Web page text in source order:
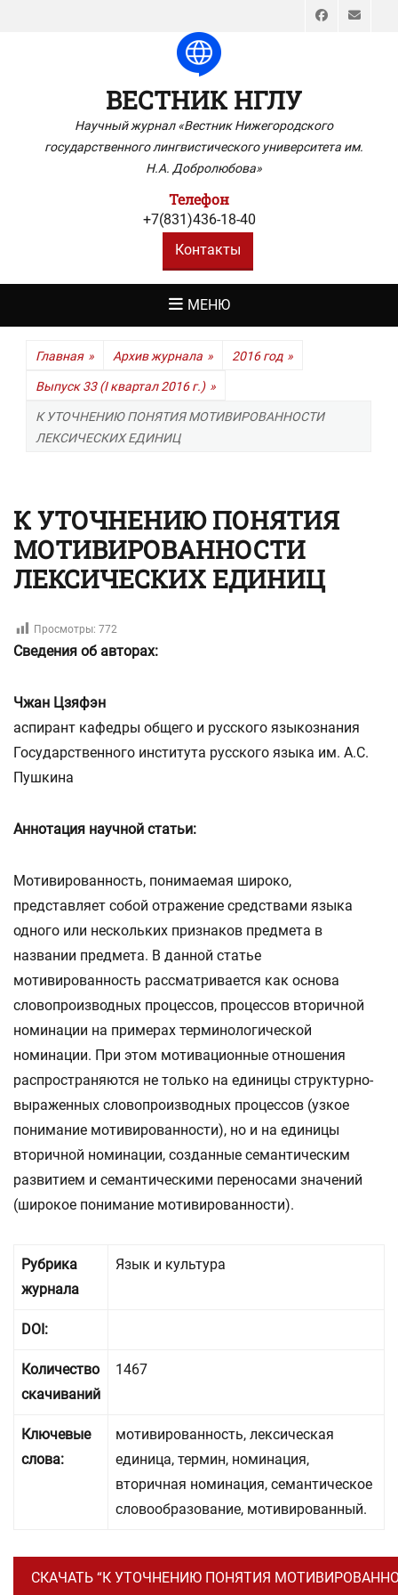
ВЕСТНИК НГЛУ
Научный журнал «Вестник Нижегородского
государственного лингвистического университета им.
Н.А. Добролюбова»
Телефон
+7(831)436-18-40
Контакты
МЕНЮ
Главная » Архив журнала » 2016 год »
Выпуск 33 (I квартал 2016 г.) »
К УТОЧНЕНИЮ ПОНЯТИЯ МОТИВИРОВАННОСТИ
ЛЕКСИЧЕСКИХ ЕДИНИЦ
К УТОЧНЕНИЮ ПОНЯТИЯ
МОТИВИРОВАННОСТИ
ЛЕКСИЧЕСКИХ ЕДИНИЦ
Просмотры: 772
Сведения об авторах:
Чжан Цзяфэн
аспирант кафедры общего и русского языкознания
Государственного института русского языка им. А.С.
Пушкина
Аннотация научной статьи:
Мотивированность, понимаемая широко,
представляет собой отражение средствами языка
одного или нескольких признаков предмета в
названии предмета. В данной статье
мотивированность рассматривается как основа
словопроизводных процессов, процессов вторичной
номинации на примерах терминологической
номинации. При этом мотивационные отношения
распространяются не только на единицы структурно-
выраженных словопроизводных процессов (узкое
понимание мотивированности), но и на единицы
вторичной номинации, созданные семантическим
развитием и семантическими переносами значений
(широкое понимание мотивированности).
Рубрика
журнала
Язык и культура
DOI:
Количество
скачиваний
1467
Ключевые
слова:
мотивированность, лексическая
единица, термин, номинация,
вторичная номинация, семантическое
словообразование, мотивированный.
СКАЧАТЬ “К УТОЧНЕНИЮ ПОНЯТИЯ